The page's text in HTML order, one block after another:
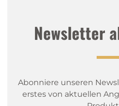
Newsletter
Abonniere unseren
erstes von aktuellen